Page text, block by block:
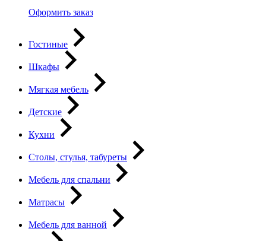
Оформить заказ
Гостиные
Шкафы
Мягкая мебель
Детские
Кухни
Столы, стулья, табуреты
Мебель для спальни
Матрасы
Мебель для ванной